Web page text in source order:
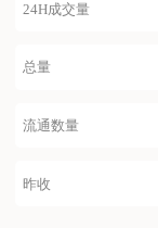
24H成交量
总量
流通数量
昨收